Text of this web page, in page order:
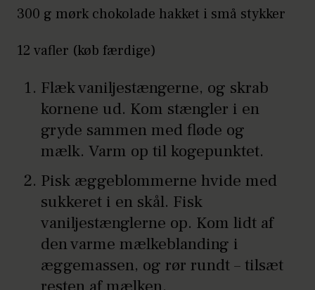
300 g mørk chokolade hakket i små stykker
12 vafler (køb færdige)
Flæk vaniljestængerne, og skrab
kornene ud. Kom stængler i en
gryde sammen med fløde og
mælk. Varm op til kogepunktet.
Pisk æggeblommerne hvide med
sukkeret i en skål. Fisk
vaniljestænglerne op. Kom lidt af
den varme mælkeblanding i
æggemassen, og rør rundt – tilsæt